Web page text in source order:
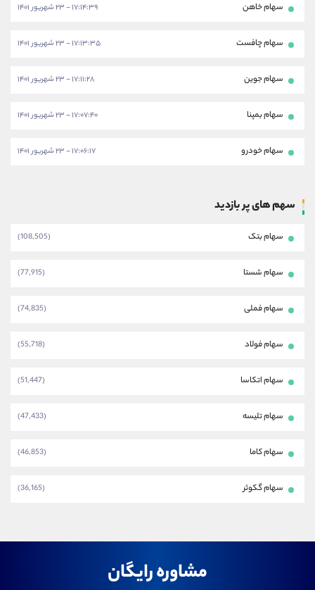
سهام خاهن ۱۷:۱۴:۳۹ - ۲۳ شهریور ۱۴۰۱
سهام چافست ۱۷:۱۳:۳۵ - ۲۳ شهریور ۱۴۰۱
سهام جوین ۱۷:۱۱:۲۸ - ۲۳ شهریور ۱۴۰۱
سهام بمپنا ۱۷:۰۷:۴۰ - ۲۳ شهریور ۱۴۰۱
سهام خودرو ۱۷:۰۶:۱۷ - ۲۳ شهریور ۱۴۰۱
سهم های پر بازدید
سهام بتک (108,505)
سهام شستا (77,915)
سهام فملی (74,835)
سهام فولاد (55,718)
سهام اتکاسا (51,447)
سهام تلیسه (47,433)
سهام کاما (46,853)
سهام گکوثر (36,165)
مشاوره رایگان